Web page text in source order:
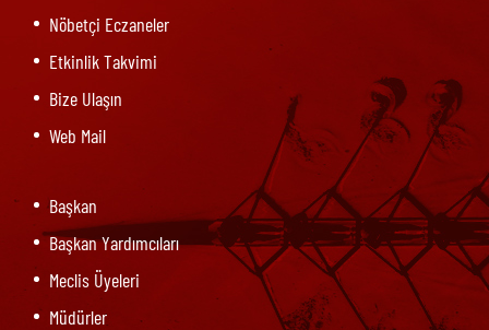
Nöbetçi Eczaneler
Etkinlik Takvimi
Bize Ulaşın
Web Mail
Başkan
Başkan Yardımcıları
Meclis Üyeleri
Müdürler